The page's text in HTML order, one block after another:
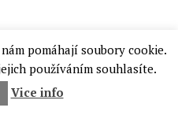
pomáhají soubory cookie.
používáním souhlasíte.
Vice info